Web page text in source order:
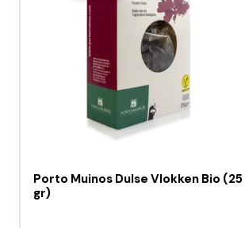
Porto Muinos Dulse Vlokken Bio (25
gr)